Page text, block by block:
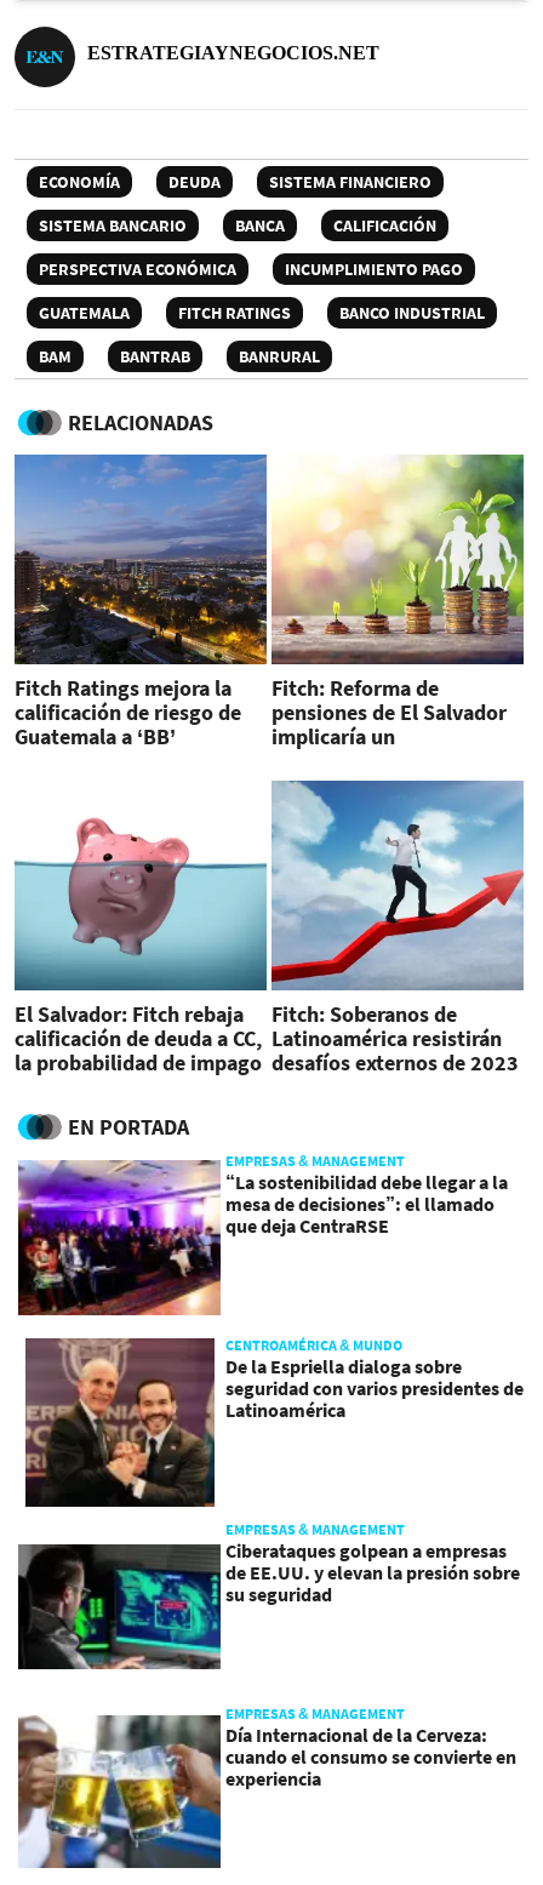
ESTRATEGIAYNEGOCIOS.NET
ECONOMÍA DEUDA
SISTEMA FINANCIERO
SISTEMA BANCARIO
BANCA
CALIFICACIÓN
PERSPECTIVA ECONÓMICA
INCUMPLIMIENTO PAGO
GUATEMALA
FITCH RATINGS
BANCO INDUSTRIAL
BAM
BANTRAB BANRURAL
RELACIONADAS
Fitch Ratings mejora la
calificación de riesgo de
Guatemala a ‘BB’
Fitch: Reforma de
pensiones de El Salvador
implicaría un
El Salvador: Fitch rebaja
calificación de deuda a CC,
la probabilidad de impago
Fitch: Soberanos de
Latinoamérica resistirán
desafíos externos de 2023
EN PORTADA
EMPRESAS & MANAGEMENT
“La sostenibilidad debe llegar a la
mesa de decisiones”: el llamado
que deja CentraRSE
CENTROAMÉRICA & MUNDO
De la Espriella dialoga sobre
seguridad con varios presidentes de
Latinoamérica
EMPRESAS & MANAGEMENT
Ciberataques golpean a empresas
de EE.UU. y elevan la presión sobre
su seguridad
EMPRESAS & MANAGEMENT
Día Internacional de la Cerveza:
cuando el consumo se convierte en
experiencia